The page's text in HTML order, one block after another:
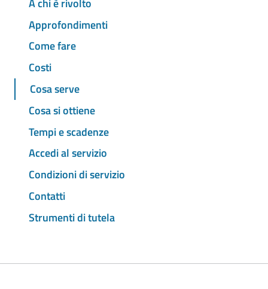
Approfondimenti
Come fare
Costi
Cosa serve
Cosa si ottiene
Tempi e scadenze
Accedi al servizio
Condizioni di servizio
Contatti
Strumenti di tutela